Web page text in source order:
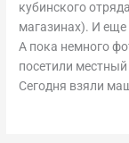
кубинского
магазинах). И еще
А пока немного
посетили
Сегодня взяли